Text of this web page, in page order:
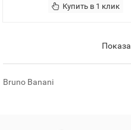
Купить в 1 клик
Bruno Banani